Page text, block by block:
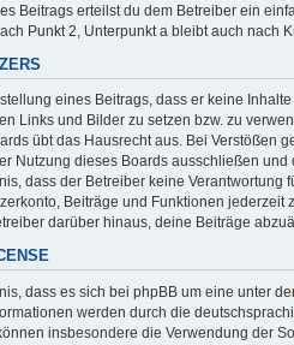
Beitrags erteilst du dem Betreiber ein
Punkt 2, Unterpunkt a bleibt auch nach
eines Beitrags, dass er keine
Links und Bilder zu setzen bzw. zu
übt das Hausrecht aus. Bei
Nutzung dieses Boards ausschließen
dass der Betreiber keine
Beiträge und Funktionen jederzeit
darüber hinaus, deine Beiträge
dass es sich bei phpBB um eine unter der
werden durch die
insbesondere die Verwendung der